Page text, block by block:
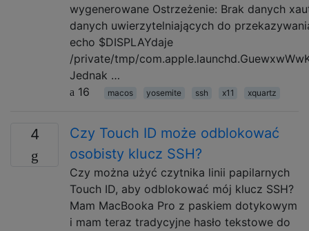
wygenerowane Ostrzeżenie: Brak danych
danych uwierzytelniających do
echo $DISPLAYdaje
/private/tmp/
Jednak …
16
macos yosemite ssh x11 xquartz
4
Czy Touch ID może odblokować
osobisty klucz SSH?
Czy można użyć czytnika linii papilarnych
Touch ID, aby odblokować mój klucz SSH?
Mam MacBooka Pro z paskiem dotykowym
i mam teraz tradycyjne hasło tekstowe do